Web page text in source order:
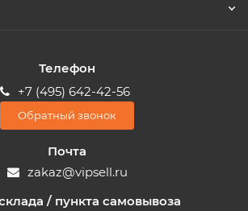
Телефон
+7 (495) 642-42-56
Обратный звонок
Почта
zakaz@vipsell.ru
/ пункта самовывоза